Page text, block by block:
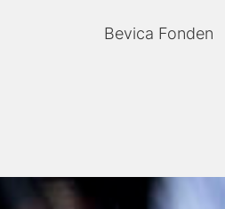
Bevica Fonden